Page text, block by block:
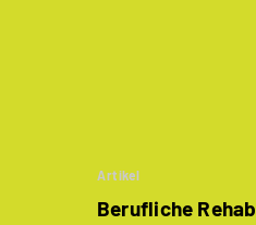
Artikel
Berufliche